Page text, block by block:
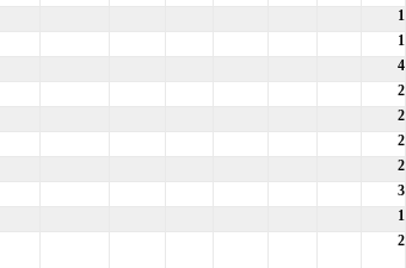
1
1
4
2
2
2
2
3
1
2